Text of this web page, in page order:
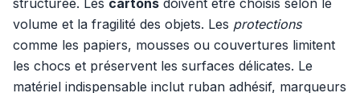
structurée. Les cartons doivent être choisis selon le
volume et la fragilité des objets. Les protections
comme les papiers, mousses ou couvertures limitent
les chocs et préservent les surfaces délicates. Le
matériel indispensable inclut ruban adhésif, marqueurs